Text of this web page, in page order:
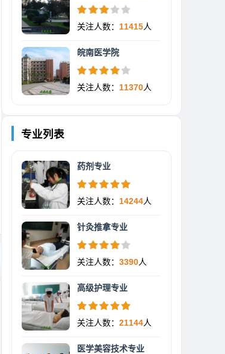
关注人数： 11415人
皖南医学院
关注人数： 11370人
专业列表
药剂专业
关注人数： 14244人
针灸推拿专业
关注人数： 3390人
高级护理专业
关注人数： 21144人
医学美容技术专业